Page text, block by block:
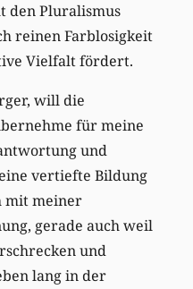
den Pluralismus
reinen Farblosigkeit
Vielfalt fördert.
will die
für meine
und
vertiefte Bildung
mit meiner
gerade auch weil
und
lang in der